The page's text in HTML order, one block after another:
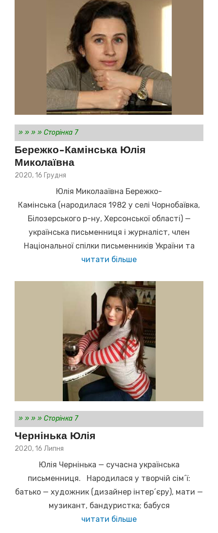
» » » » Сторінка 7
Бережко-Камінська Юлія
Миколаївна
Posted
2020, 16 Грудня
Юлія Миколааївна Бережко-
Камінська (народилася 1982 у селі Чорнобаївка,
Білозерського р-ну, Херсонської області) —
українська письменниця і журналіст, член
Національної спілки письменників України та
читати більше
» » » » Сторінка 7
Чернінька Юлія
Posted
2020, 16 Липня
Юлія Чернінька — сучасна українська
письменниця. Народилася у творчій сім´ї:
батько — художник (дизайнер інтер´єру), мати —
музикант, бандуристка; бабуся
читати більше